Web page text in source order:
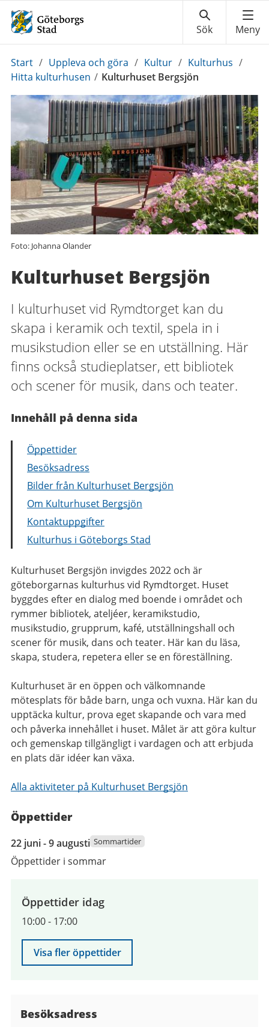
Du
är
Start / Uppleva och göra / Kultur / Kulturhus /
Hitta kulturhusen / Kulturhuset Bergsjön
Foto: Johanna Olander
Kulturhuset Bergsjön
I kulturhuset vid Rymdtorget kan du
skapa i keramik och textil, spela in i
musikstudion eller se en utställning. Här
finns också studieplatser, ett bibliotek
och scener för musik, dans och teater.
Innehåll på denna sida
Öppettider
Besöksadress
Bilder från Kulturhuset Bergsjön
Om Kulturhuset Bergsjön
Kontaktuppgifter
Kulturhus i Göteborgs Stad
Kulturhuset Bergsjön invigdes 2022 och är
göteborgarnas kulturhus vid Rymdtorget. Huset
byggdes efter en dialog med boende i området och
rymmer bibliotek, ateljéer, keramikstudio,
musikstudio, grupprum, kafé, utställningshall och
scener för musik, dans och teater. Här kan du läsa,
skapa, studera, repetera eller se en föreställning.
Kulturhuset är en öppen och välkomnande
mötesplats för både barn, unga och vuxna. Här kan du
upptäcka kultur, prova eget skapande och vara med
och påverka innehållet i huset. Målet är att göra kultur
och gemenskap tillgängligt i vardagen och att erbjuda
en plats där idéer kan växa.
Alla aktiviteter på Kulturhuset Bergsjön
Öppettider
22
juni
2026
augusti
2026
22 juni - 9 augusti Sommartider
Öppettider i sommar
Öppettider idag
10:00- 17:00
Visa fler öppettider
Besöksadress